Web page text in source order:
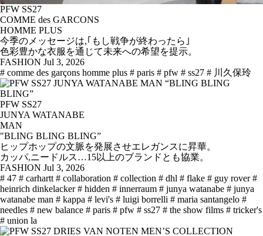
PFW SS27
COMME des GARCONS
HOMME PLUS
今季のメッセージは,｢もし戦争が終わったら｣
色彩豊かな衣服を通じて未来への希望を提示。
FASHION Jul 3, 2026
# comme des garçons homme plus # paris # pfw # ss27 # 川久保玲
PFW SS27
JUNYA WATANABE
MAN
"BLING BLING BLING”
ヒップホップの文脈を発展させエレガンスに昇華。
カッパ,ニードルス…15以上のブランドとも協業。
FASHION Jul 3, 2026
# 47 # carhartt # collaboration # collection # dhl # flake # guy rover #
heinrich dinkelacker # hidden # innerraum # junya watanabe # junya
watanabe man # kappa # levi's # luigi borrelli # maria santangelo #
needles # new balance # paris # pfw # ss27 # the show films # tricker's
# union la